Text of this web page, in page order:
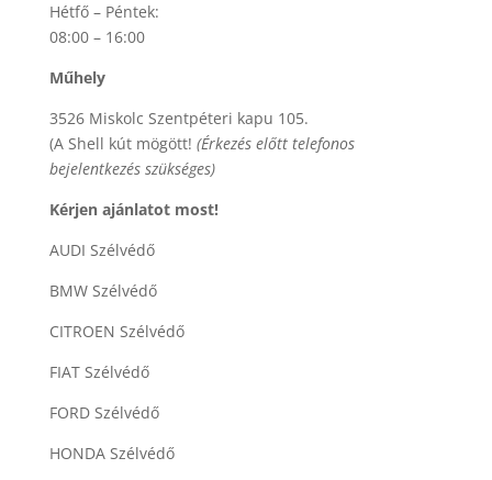
Hétfő – Péntek:
08:00 – 16:00
Műhely
3526 Miskolc Szentpéteri kapu 105.
(A Shell kút mögött! (Érkezés előtt telefonos
bejelentkezés szükséges)
Kérjen ajánlatot most!
AUDI Szélvédő
BMW Szélvédő
CITROEN Szélvédő
FIAT Szélvédő
FORD Szélvédő
HONDA Szélvédő